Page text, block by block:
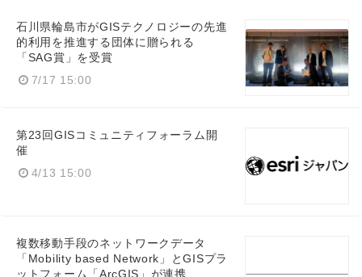
石川県輪島市がGISテクノロジーの先進
的利用を推進する団体に贈られる
「SAG賞」を受賞
7/17 15:00
第23回GISコミュニティフォーラム開
催
4/13 15:00
複数移動手段のネットワークデータ
「Mobility based Network」とGISプラ
ットフォーム「ArcGIS」が連携